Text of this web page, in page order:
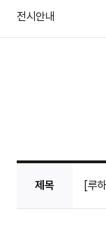
전시안내
제목 [루